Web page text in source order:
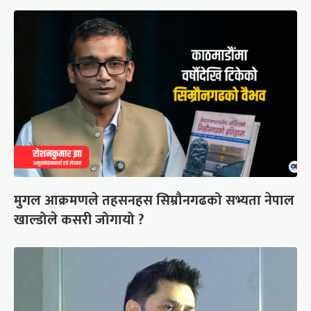
मुगल आक्रमणले तहसनहस सिम्रौनगढको सभ्यता नेपाल
खाल्डोले कसरी जोगायो ?